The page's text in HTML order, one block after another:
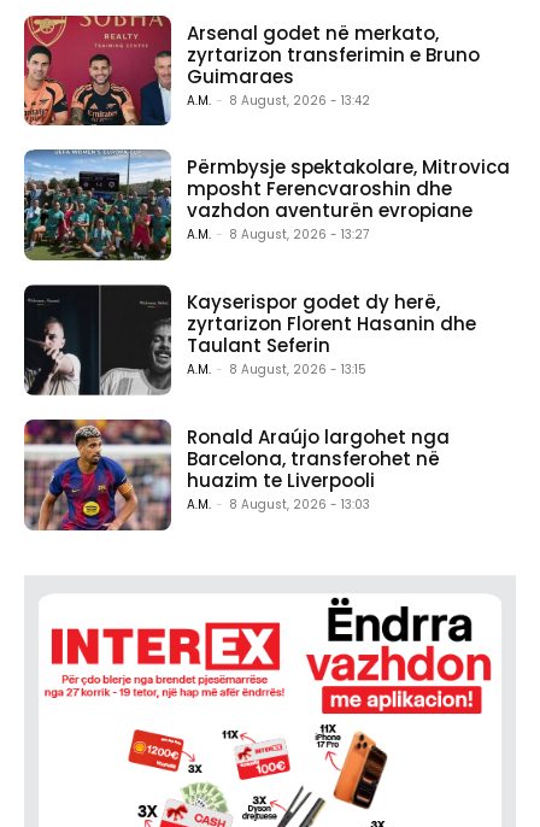
Arsenal godet në merkato,
zyrtarizon transferimin e Bruno
Guimaraes
A.M. - 8 August, 2026 - 13:42
Përmbysje spektakolare, Mitrovica
mposht Ferencvaroshin dhe
vazhdon aventurën evropiane
A.M. - 8 August, 2026 - 13:27
Kayserispor godet dy herë,
zyrtarizon Florent Hasanin dhe
Taulant Seferin
A.M. - 8 August, 2026 - 13:15
Ronald Araújo largohet nga
Barcelona, transferohet në
huazim te Liverpooli
A.M. - 8 August, 2026 - 13:03